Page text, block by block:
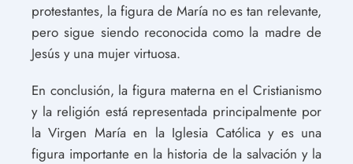
protestantes, la figura de María no es tan relevante,
pero sigue siendo reconocida como la madre de
Jesús y una mujer virtuosa.
En conclusión, la figura materna en el Cristianismo
y la religión está representada principalmente por
la Virgen María en la Iglesia Católica y es una
figura importante en la historia de la salvación y la